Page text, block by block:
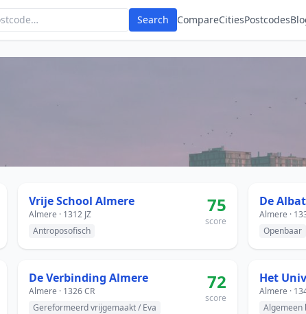
Search CompareCitiesPostcodes
Vrije School Almere
Almere · 1312 JZ
Antroposofisch
75
score
De
Almere ·
Openbaar
De Verbinding Almere
Almere · 1326 CR
Gereformeerd vrijgemaakt / Eva
72
score
Het
Almere ·
Algemeen